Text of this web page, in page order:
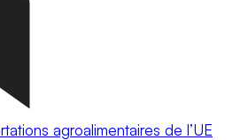
agroalimentaires de l’UE